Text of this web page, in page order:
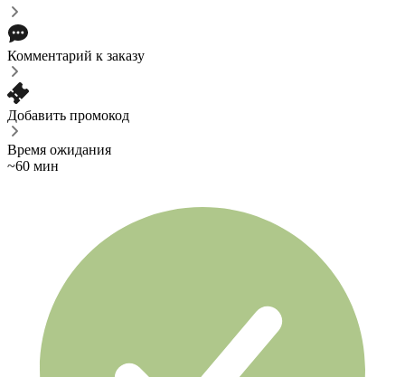
Комментарий к заказу
Добавить промокод
Время ожидания
~60 мин